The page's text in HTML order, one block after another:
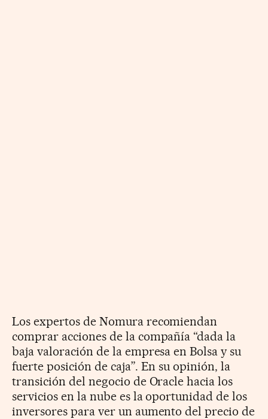
Los expertos de Nomura recomiendan
comprar acciones de la compañía “dada la
baja valoración de la empresa en Bolsa y su
fuerte posición de caja”. En su opinión, la
transición del negocio de Oracle hacia los
servicios en la nube es la oportunidad de los
inversores para ver un aumento del precio de